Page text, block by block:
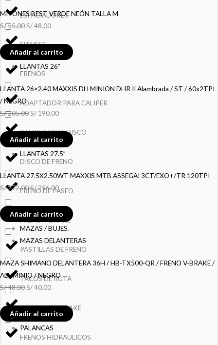
ESPACIADORES
FITNESS
FRENOS
ADAPTADOR PARA CALIPER
CALIPER PARA DISCO
DISCO DE FRENO
FRENO DE PASEO
FRENO V-BRAKE
PASTILLAS DE FRENO
TACOS DE RUTA
TACOS DE V-BRAKE
FRENOS HIDRAULICOS
MITONES BEST VERDE NEÓN TALLA M
S/55.00S/48.00
Añadir al carrito
LLANTAS 26”
LLANTA 26×2.40 MAXXIS DH MINION DHR II Alambrada / ST / 60x2TPI
/ NEGRO
S/205.00S/ 190.00
Añadir al carrito
LLANTAS 27.5”
LLANTA 27.5X2.50WT MAXXIS MTB ASSEGAI 3CT/EXO+/TR 120TPI
S/272.00S/256.00
Añadir al carrito
MAZAS / BUJES,
MAZAS DELANTERAS
MAZA SHIMANO DELANTERA 36H / HB-TX500-QR / FRENO V-BRAKE /
ALUMINIO / NEGRO
S/48.00S/40.00
Añadir al carrito
PALANCAS